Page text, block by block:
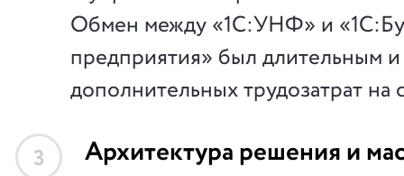
Обмен между «1С:УНФ» и
предприятия» был длительным
дополнительных трудозатрат на
3 Архитектура решения и